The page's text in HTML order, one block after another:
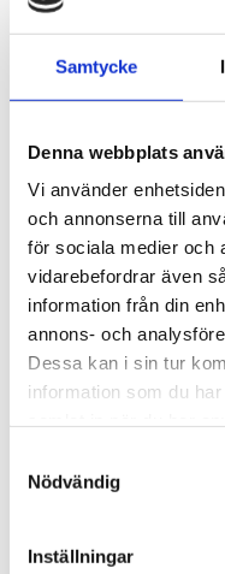
Samtycke
Denna webbplats
Vi använder
och annonserna till
för sociala medier och
vidarebefordrar även
information från din
annons- och
Dessa kan i sin tur
information som du
Nödvändig
Inställningar
oscillerande
LHR21V, 150 mm,
Finns i lager